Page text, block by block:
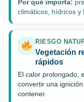
Por qué importa:
climáticos, hídricos y
RIESGO
Vegetación
rápidos
El calor prolongado,
convertir una
contener.